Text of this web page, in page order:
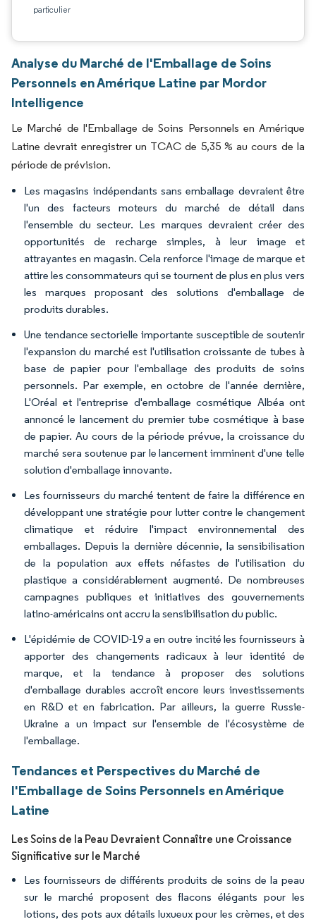
particulier
Analyse du Marché de l'Emballage de Soins
Personnels en Amérique Latine par Mordor
Intelligence
Le Marché de l'Emballage de Soins Personnels en Amérique
Latine devrait enregistrer un TCAC de 5,35 % au cours de la
période de prévision.
Les magasins indépendants sans emballage devraient être
l'un des facteurs moteurs du marché de détail dans
l'ensemble du secteur. Les marques devraient créer des
opportunités de recharge simples, à leur image et
attrayantes en magasin. Cela renforce l'image de marque et
attire les consommateurs qui se tournent de plus en plus vers
les marques proposant des solutions d'emballage de
produits durables.
Une tendance sectorielle importante susceptible de soutenir
l'expansion du marché est l'utilisation croissante de tubes à
base de papier pour l'emballage des produits de soins
personnels. Par exemple, en octobre de l'année dernière,
L'Oréal et l'entreprise d'emballage cosmétique Albéa ont
annoncé le lancement du premier tube cosmétique à base
de papier. Au cours de la période prévue, la croissance du
marché sera soutenue par le lancement imminent d'une telle
solution d'emballage innovante.
Les fournisseurs du marché tentent de faire la différence en
développant une stratégie pour lutter contre le changement
climatique et réduire l'impact environnemental des
emballages. Depuis la dernière décennie, la sensibilisation
de la population aux effets néfastes de l'utilisation du
plastique a considérablement augmenté. De nombreuses
campagnes publiques et initiatives des gouvernements
latino-américains ont accru la sensibilisation du public.
L'épidémie de COVID-19 a en outre incité les fournisseurs à
apporter des changements radicaux à leur identité de
marque, et la tendance à proposer des solutions
d'emballage durables accroît encore leurs investissements
en R&D et en fabrication. Par ailleurs, la guerre Russie-
Ukraine a un impact sur l'ensemble de l'écosystème de
l'emballage.
Tendances et Perspectives du Marché de
l'Emballage de Soins Personnels en Amérique
Latine
Les Soins de la Peau Devraient Connaître une Croissance
Significative sur le Marché
Les fournisseurs de différents produits de soins de la peau
sur le marché proposent des flacons élégants pour les
lotions, des pots aux détails luxueux pour les crèmes, et des